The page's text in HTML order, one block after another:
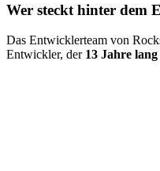
Wer steckt hinter dem
Das Entwicklerteam von
Entwickler, der 13 Jahre